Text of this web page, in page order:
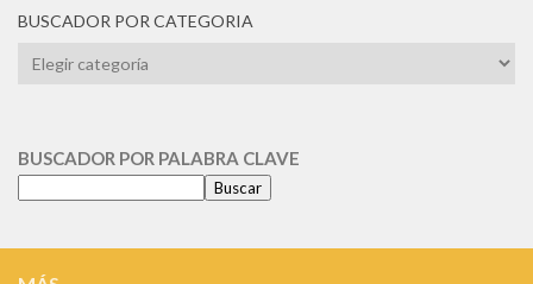
BUSCADOR POR CATEGORIA
BUSCADOR
BUSCADOR POR PALABRA CLAVE
Buscar